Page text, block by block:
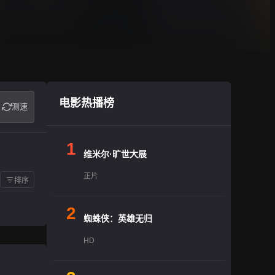
测速
排序
电影热播榜
1 维米尔·旷世大展
正片
2 蜘蛛侠：英雄无归
HD